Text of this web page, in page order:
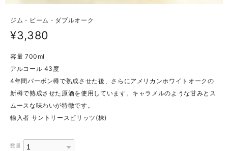
ジム・ビーム・ダブルオーク
¥3,380
容量 700ml
アルコール 43度
4年間バーボン樽で熟成させた後、さらにアメリカンホワイトオークの
新樽で熟成させた原酒を使用しています。キャラメルのような甘みとス
ムースな味わいが特徴です。
輸入者 サントリースピリッツ(株)
数量